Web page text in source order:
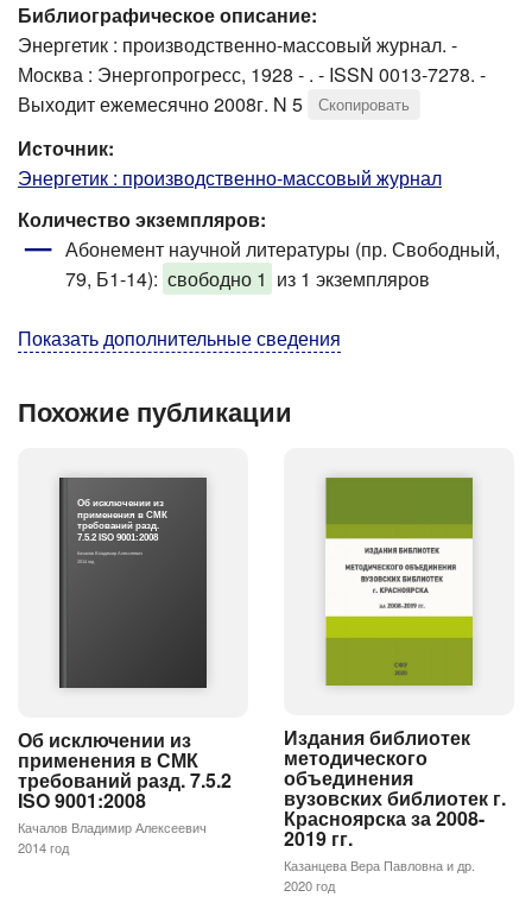
Библиографическое описание:
Энергетик : производственно-массовый журнал. -
Москва : Энергопрогресс, 1928 - . - ISSN 0013-7278. -
Выходит ежемесячно 2008г. N 5
Скопировать
Источник:
Энергетик : производственно-массовый журнал
Количество экземпляров:
Абонемент научной литературы (пр. Свободный,
79, Б1-14): свободно 1 из 1 экземпляров
Показать дополнительные сведения
Похожие публикации
Об исключении из
применения в СМК
требований разд.
7.5.2 ISO 9001:2008
Качалов Владимир Алексеевич
2014 год
Об исключении из
применения в СМК
требований разд. 7.5.2
ISO 9001:2008
Качалов Владимир Алексеевич
2014 год
Издания библиотек
методического
объединения
вузовских библиотек г.
Красноярска за 2008-
2019 гг.
Казанцева Вера Павловна и др.
2020 год